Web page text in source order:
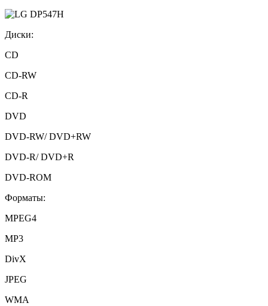
Диски:
CD
CD-RW
CD-R
DVD
DVD-RW/ DVD+RW
DVD-R/ DVD+R
DVD-ROM
Форматы:
MPEG4
MP3
DivX
JPEG
WMA